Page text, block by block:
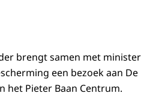
brengt samen met minister
een bezoek aan De
het Pieter Baan Centrum.